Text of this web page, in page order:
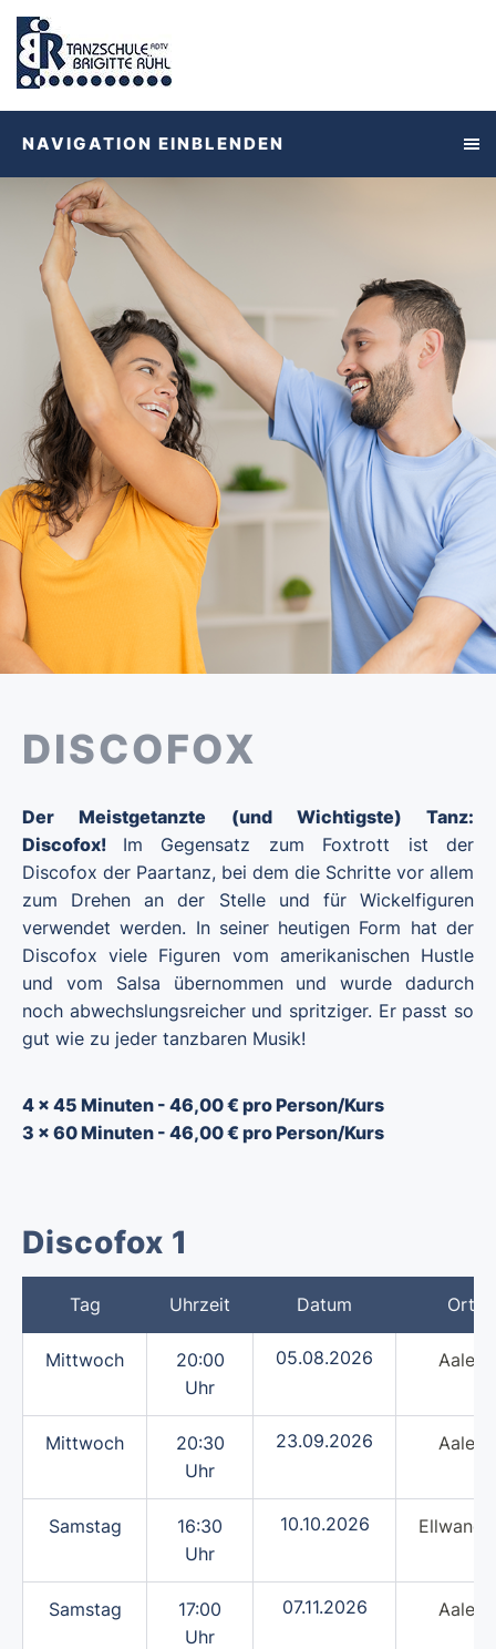
NAVIGATION EINBLENDEN
DISCOFOX
Der Meistgetanzte (und Wichtigste) Tanz:
Discofox! Im Gegensatz zum Foxtrott ist der
Discofox der Paartanz, bei dem die Schritte vor allem
zum Drehen an der Stelle und für Wickelfiguren
verwendet werden. In seiner heutigen Form hat der
Discofox viele Figuren vom amerikanischen Hustle
und vom Salsa übernommen und wurde dadurch
noch abwechslungsreicher und spritziger. Er passt so
gut wie zu jeder tanzbaren Musik!
4 x 45 Minuten - 46,00 € pro Person/Kurs
3 x 60 Minuten - 46,00 € pro Person/Kurs
Discofox 1
Tag Uhrzeit Datum Ort
Mittwoch
20:00
Uhr
05.08.2026 Aalen
Mittwoch
20:30
Uhr
23.09.2026 Aalen
Samstag
16:30
Uhr
10.10.2026
Samstag
17:00
Uhr
07.11.2026 Aalen